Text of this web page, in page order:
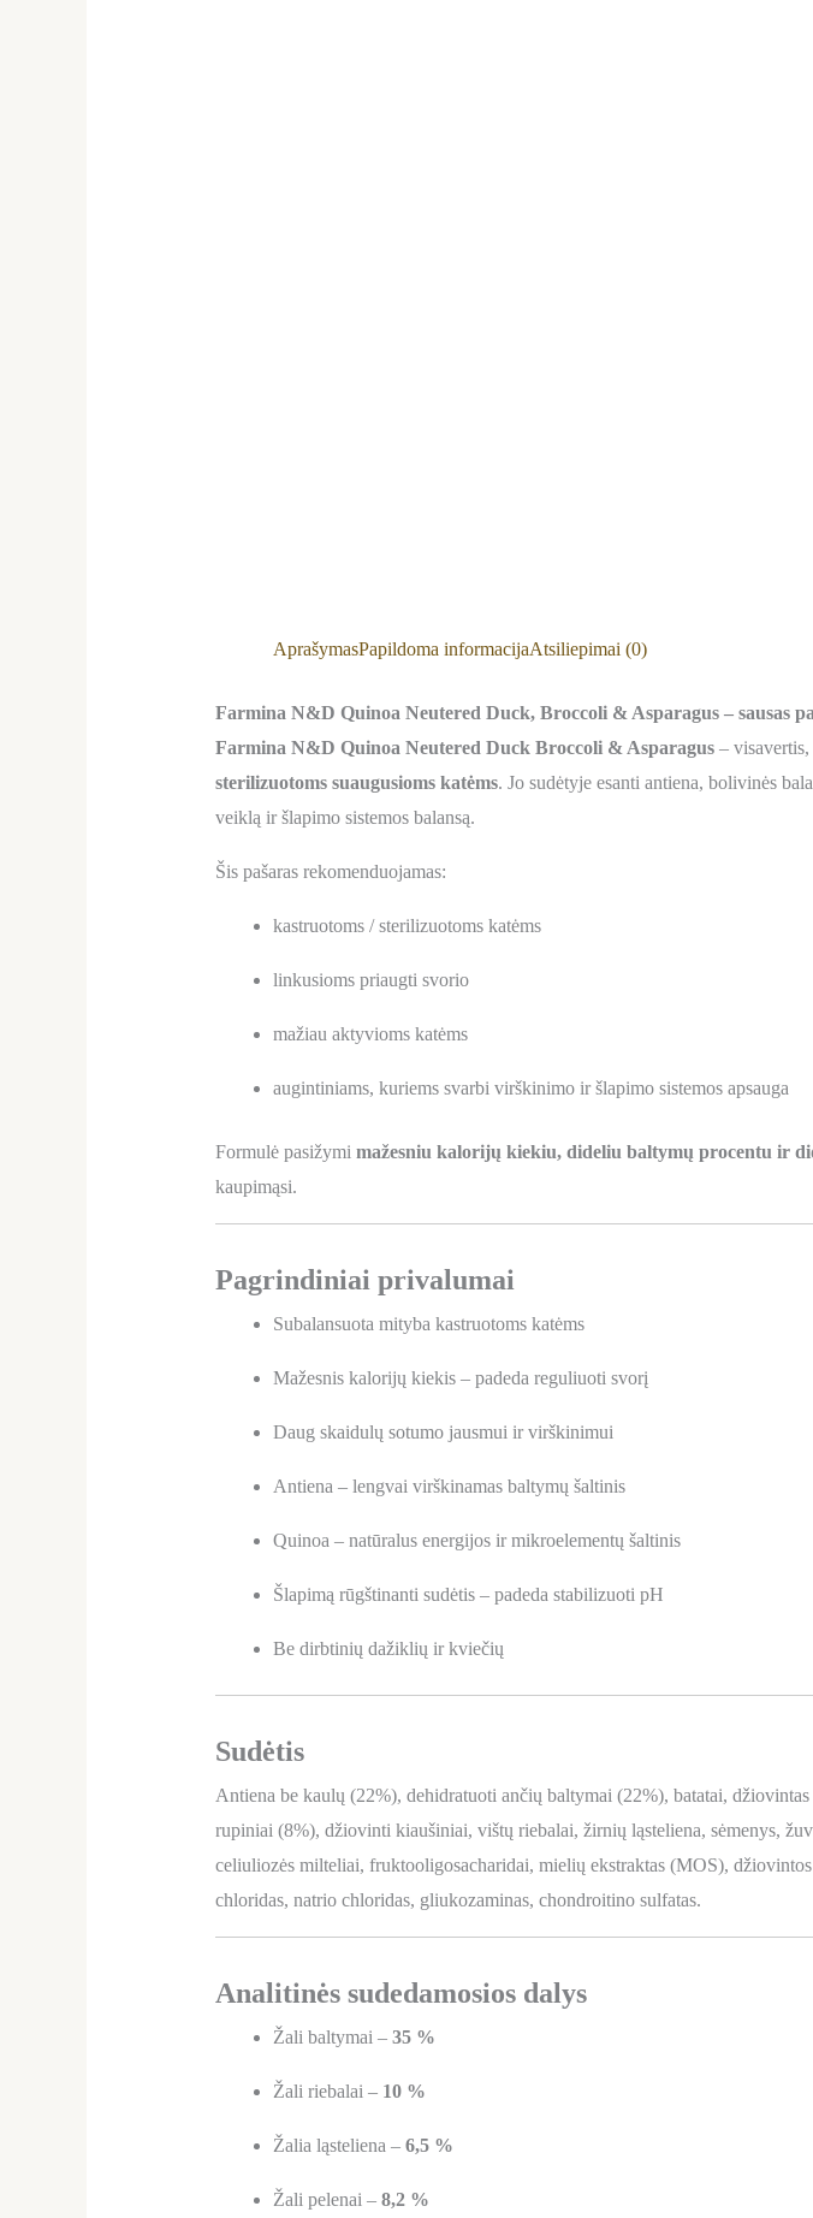
AprašymasPapildoma informacijaAtsiliepimai (0)
Farmina N&D Quinoa Neutered Duck, Broccoli & Asparagus – sausas
Farmina N&D Quinoa Neutered Duck Broccoli & Asparagus– visavertis,
sterilizuotoms suaugusioms katėms. Jo sudėtyje esanti antiena, bolivinės
veiklą ir šlapimo sistemos balansą.
Šis pašaras rekomenduojamas:
kastruotoms / sterilizuotoms katėms
linkusioms priaugti svorio
mažiau aktyvioms katėms
augintiniams, kuriems svarbi virškinimo ir šlapimo sistemos apsauga
Formulė pasižymi mažesniu kalorijų kiekiu, dideliu baltymų procentu ir
kaupimąsi.
Pagrindiniai privalumai
Subalansuota mityba kastruotoms katėms
Mažesnis kalorijų kiekis – padeda reguliuoti svorį
Daug skaidulų sotumo jausmui ir virškinimui
Antiena – lengvai virškinamas baltymų šaltinis
Quinoa – natūralus energijos ir mikroelementų šaltinis
Šlapimą rūgštinanti sudėtis – padeda stabilizuoti pH
Be dirbtinių dažiklių ir kviečių
Sudėtis
Antiena be kaulų (22%), dehidratuoti ančių baltymai (22%), batatai,
rupiniai (8%), džiovinti kiaušiniai, vištų riebalai, žirnių ląsteliena, sėmenys,
celiuliozės milteliai, fruktooligosacharidai, mielių ekstraktas (MOS),
chloridas, natrio chloridas, gliukozaminas, chondroitino sulfatas.
Analitinės sudedamosios dalys
Žali baltymai – 35 %
Žali riebalai – 10 %
Žalia ląsteliena – 6,5 %
Žali pelenai – 8,2 %